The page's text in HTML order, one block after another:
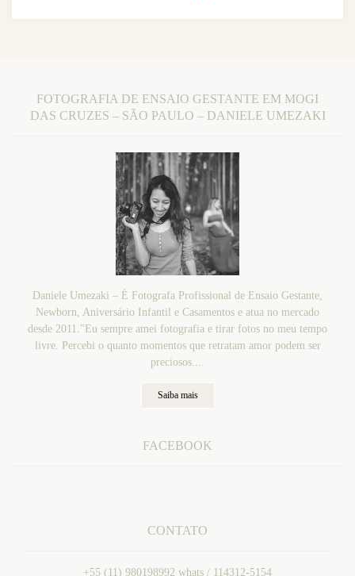
FOTOGRAFIA DE ENSAIO GESTANTE EM MOGI
DAS CRUZES – SÃO PAULO – DANIELE UMEZAKI
Daniele Umezaki – É Fotografa Profissional de Ensaio Gestante,
Newborn, Aniversário Infantil e Casamentos e atua no mercado
desde 2011."Eu sempre amei fotografia e tirar fotos no meu tempo
livre. Percebi o quanto momentos que retratam amor podem ser
preciosos....
Saiba mais
FACEBOOK
CONTATO
+55 (11) 980198992 whats / 114312-5154